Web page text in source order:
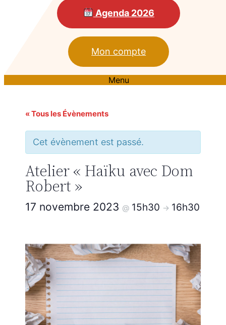
Agenda 2026
Mon compte
Menu
« Tous les Évènements
Cet évènement est passé.
Atelier « Haïku avec Dom
Robert »
17 novembre 2023 @ 15h30 -> 16h30